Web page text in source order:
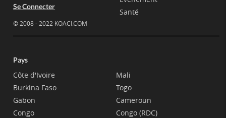
Se Connecter
© 2008 - 2022 KOACI.COM
Santé
Pays
Côte d'Ivoire
Burkina Faso
Gabon
Congo
Mali
Togo
Cameroun
Congo (RDC)